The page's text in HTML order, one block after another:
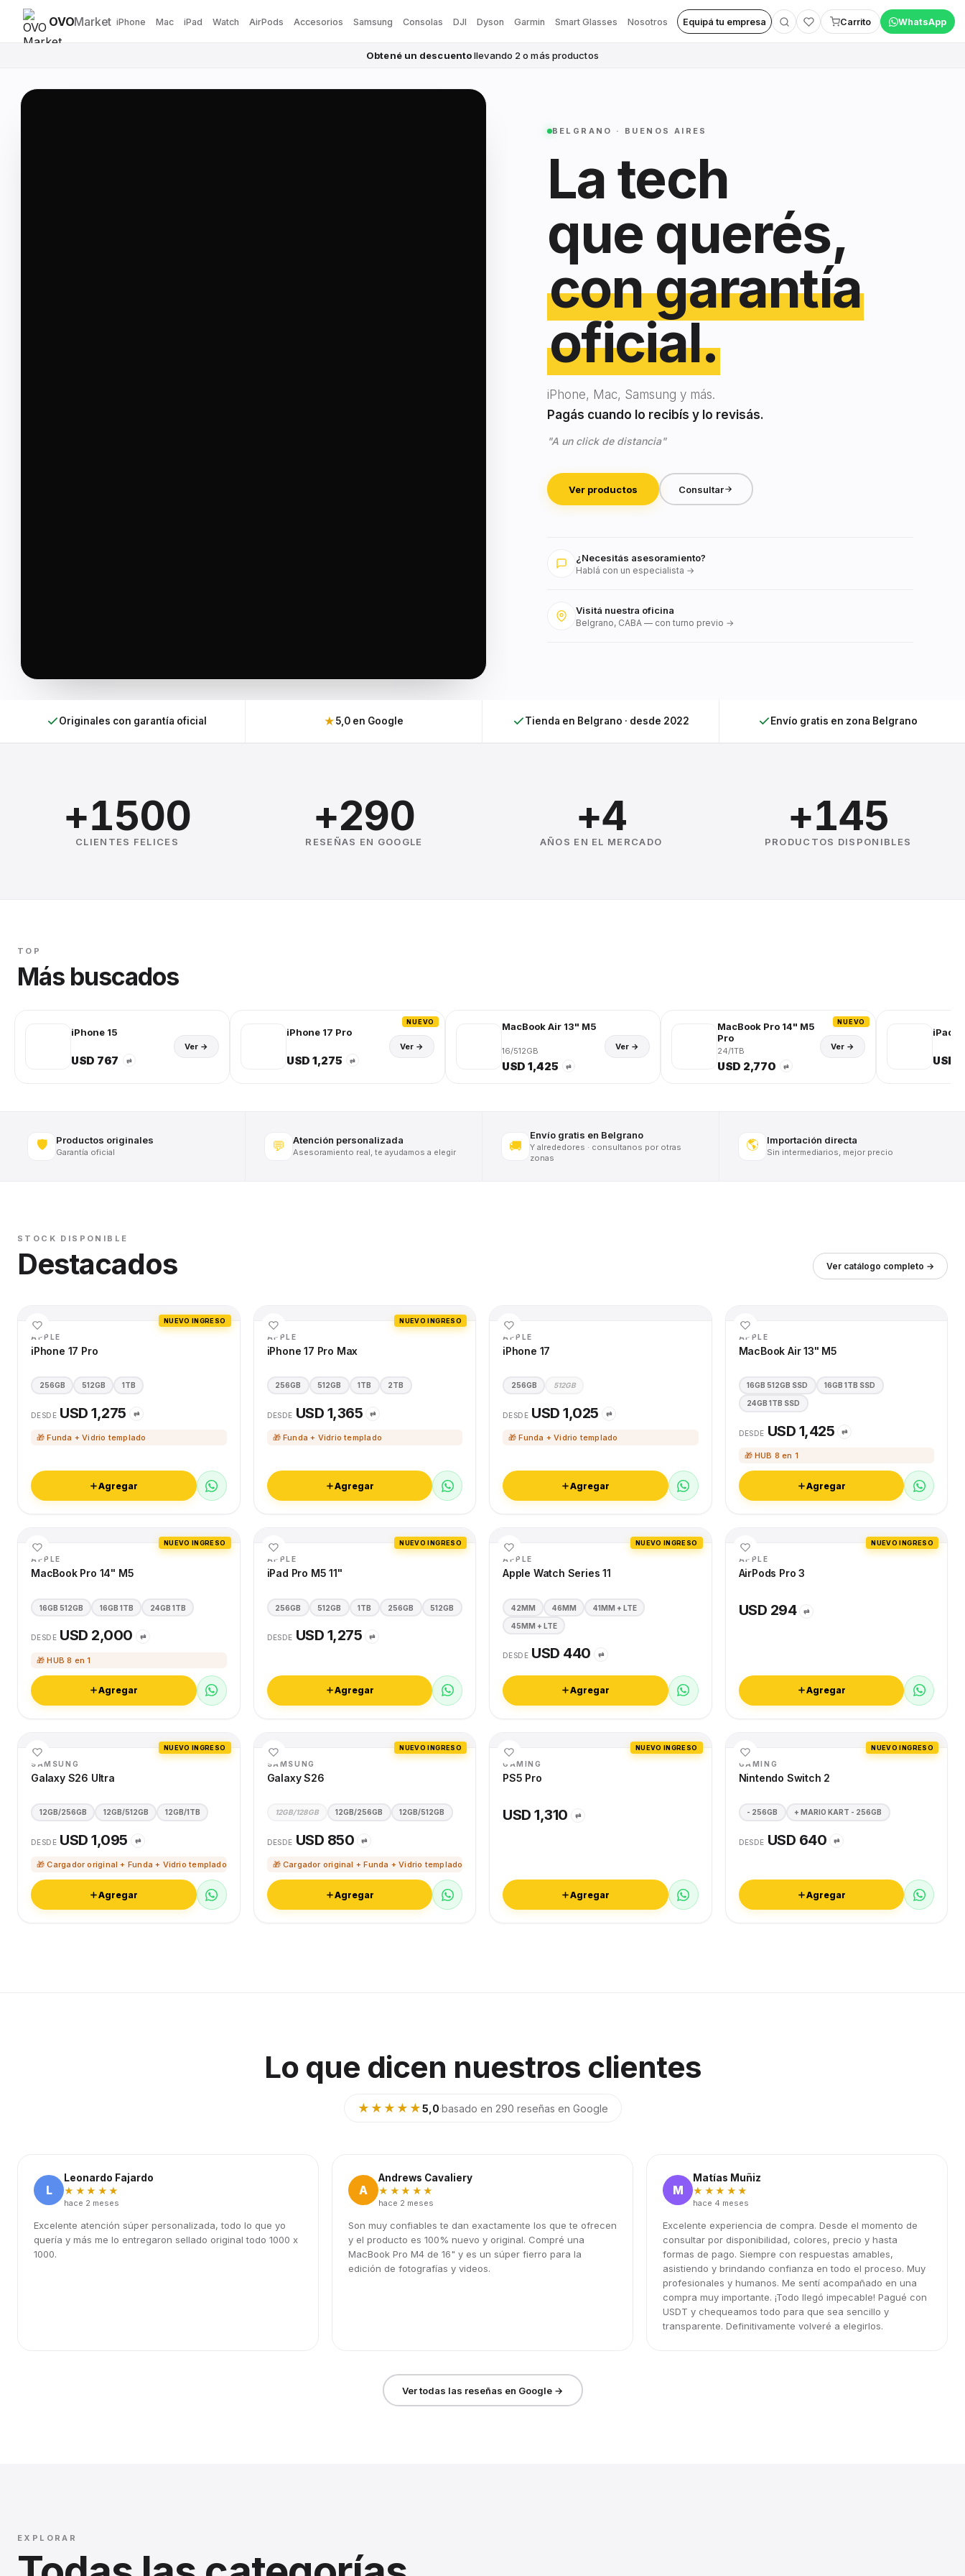
OVOMarket iPhone Mac iPad Watch AirPods Accesorios Samsung Consolas DJI Dyson Garmin Smart Glasses Nosotros Equipá tu empresa Carrito WhatsApp
Obtené un descuentollevando 2 o más productos
BELGRANO · BUENOS AIRES
La tech
que querés,
con garantía
oficial.
iPhone, Mac, Samsung y más.
Pagás cuando lo recibís y lo revisás.
"A un click de distancia"
Ver productos Consultar
¿Necesitás asesoramiento?
Hablá con un especialista →
Visitá nuestra oficina
Belgrano, CABA — con turno previo →
Originales con garantía oficial ★5,0 en Google Tienda en Belgrano · desde 2022 Envío gratis en zona Belgrano
+1500
CLIENTES FELICES
+290
RESEÑAS EN GOOGLE
+4
AÑOS EN EL MERCADO
+145
PRODUCTOS DISPONIBLES
TOP
Más buscados
iPhone 15
USD 767 ⇄
Ver →
NUEVO
iPhone 17 Pro
USD 1,275 ⇄
Ver →
MacBook Air 13" M5
16/512GB
USD 1,425 ⇄
Ver →
NUEVO
MacBook Pro 14" M5
Pro
24/1TB
USD 2,770 ⇄
Ver →
iPad
USD
🛡️ Productos originales
Garantía oficial 💬 Atención personalizada
Asesoramiento real, te ayudamos a elegir 🚚
Envío gratis en Belgrano
Y alrededores · consultanos por otras
zonas
🌎 Importación directa
Sin intermediarios, mejor precio
STOCK DISPONIBLE
Destacados Ver catálogo completo →
NUEVO INGRESO
APPLE
iPhone 17 Pro
256GB 512GB 1TB
DESDE USD 1,275 ⇄
🎁 Funda + Vidrio templado
Agregar
NUEVO INGRESO
APPLE
iPhone 17 Pro Max
256GB 512GB 1TB 2TB
DESDE USD 1,365 ⇄
🎁 Funda + Vidrio templado
Agregar
APPLE
iPhone 17
256GB 512GB
DESDE USD 1,025 ⇄
🎁 Funda + Vidrio templado
Agregar
APPLE
MacBook Air 13" M5
16GB 512GB SSD 16GB 1TB SSD
24GB 1TB SSD
DESDE USD 1,425 ⇄
🎁 HUB 8 en 1
Agregar
NUEVO INGRESO
APPLE
MacBook Pro 14" M5
16GB 512GB 16GB 1TB 24GB 1TB
DESDE USD 2,000 ⇄
🎁 HUB 8 en 1
Agregar
NUEVO INGRESO
APPLE
iPad Pro M5 11"
256GB 512GB 1TB 256GB 512GB
DESDE USD 1,275 ⇄
Agregar
NUEVO INGRESO
APPLE
Apple Watch Series 11
42MM 46MM 41MM + LTE
45MM + LTE
DESDE USD 440 ⇄
Agregar
NUEVO INGRESO
APPLE
AirPods Pro 3
USD 294 ⇄
Agregar
NUEVO INGRESO
SAMSUNG
Galaxy S26 Ultra
12GB/256GB 12GB/512GB 12GB/1TB
DESDE USD 1,095 ⇄
🎁 Cargador original + Funda + Vidrio templado
Agregar
NUEVO INGRESO
SAMSUNG
Galaxy S26
12GB/128GB 12GB/256GB 12GB/512GB
DESDE USD 850 ⇄
🎁 Cargador original + Funda + Vidrio templado
Agregar
NUEVO INGRESO
GAMING
PS5 Pro
USD 1,310 ⇄
Agregar
NUEVO INGRESO
GAMING
Nintendo Switch 2
- 256GB + MARIO KART - 256GB
DESDE USD 640 ⇄
Agregar
Lo que dicen nuestros clientes
★★★★★5,0·basado en 290 reseñas en Google
L
Leonardo Fajardo
★★★★★
hace 2 meses
Excelente atención súper personalizada, todo lo que yo
quería y más me lo entregaron sellado original todo 1000 x
1000.
A
Andrews Cavaliery
★★★★★
hace 2 meses
Son muy confiables te dan exactamente los que te ofrecen
y el producto es 100% nuevo y original. Compré una
MacBook Pro M4 de 16" y es un súper fierro para la
edición de fotografías y videos.
M
Matías Muñiz
★★★★★
hace 4 meses
Excelente experiencia de compra. Desde el momento de
consultar por disponibilidad, colores, precio y hasta
formas de pago. Siempre con respuestas amables,
asistiendo y brindando confianza en todo el proceso. Muy
profesionales y humanos. Me sentí acompañado en una
compra muy importante. ¡Todo llegó impecable! Pagué con
USDT y chequeamos todo para que sea sencillo y
transparente. Definitivamente volveré a elegirlos.
Ver todas las reseñas en Google →
EXPLORAR